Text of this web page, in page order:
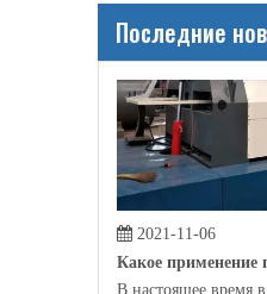
Последние
2021-11-06
В настоящее время